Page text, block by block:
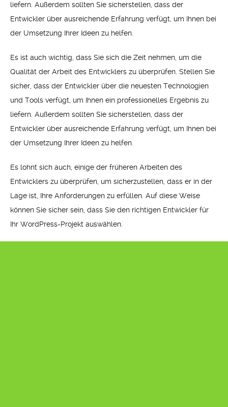
liefern. Außerdem sollten Sie sicherstellen, dass der
Entwickler über ausreichende Erfahrung verfügt, um Ihnen bei
der Umsetzung Ihrer Ideen zu helfen.
Es ist auch wichtig, dass Sie sich die Zeit nehmen, um die
Qualität der Arbeit des Entwicklers zu überprüfen. Stellen Sie
sicher, dass der Entwickler über die neuesten Technologien
und Tools verfügt, um Ihnen ein professionelles Ergebnis zu
liefern. Außerdem sollten Sie sicherstellen, dass der
Entwickler über ausreichende Erfahrung verfügt, um Ihnen bei
der Umsetzung Ihrer Ideen zu helfen.
Es lohnt sich auch, einige der früheren Arbeiten des
Entwicklers zu überprüfen, um sicherzustellen, dass er in der
Lage ist, Ihre Anforderungen zu erfüllen. Auf diese Weise
können Sie sicher sein, dass Sie den richtigen Entwickler für
Ihr WordPress-Projekt auswählen.